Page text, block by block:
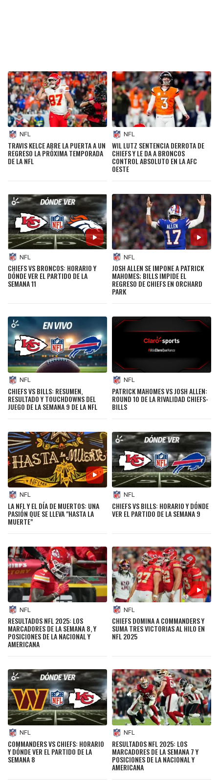
NFL
TRAVIS KELCE ABRE LA PUERTA A UN
REGRESO LA PRÓXIMA TEMPORADA
DE LA NFL
NFL
WIL LUTZ SENTENCIA DERROTA DE
CHIEFS Y LE DA A BRONCOS
CONTROL ABSOLUTO EN LA AFC
OESTE
NFL
CHIEFS VS BRONCOS: HORARIO Y
DÓNDE VER EL PARTIDO DE LA
SEMANA 11
NFL
JOSH ALLEN SE IMPONE A PATRICK
MAHOMES; BILLS IMPIDE EL
REGRESO DE CHIEFS EN ORCHARD
PARK
NFL
CHIEFS VS BILLS: RESUMEN,
RESULTADO Y TOUCHDOWNS DEL
JUEGO DE LA SEMANA 9 DE LA NFL
NFL
PATRICK MAHOMES VS JOSH ALLEN:
ROUND 10 DE LA RIVALIDAD CHIEFS-
BILLS
NFL
LA NFL Y EL DÍA DE MUERTOS: UNA
PASIÓN QUE SE LLEVA "HASTA LA
MUERTE"
NFL
CHIEFS VS BILLS: HORARIO Y DÓNDE
VER EL PARTIDO DE LA SEMANA 9
NFL
RESULTADOS NFL 2025: LOS
MARCADORES DE LA SEMANA 8, Y
POSICIONES DE LA NACIONAL Y
AMERICANA
NFL
CHIEFS DOMINA A COMMANDERS Y
SUMA TRES VICTORIAS AL HILO EN
NFL 2025
NFL
COMMANDERS VS CHIEFS: HORARIO
Y DÓNDE VER EL PARTIDO DE LA
SEMANA 8
NFL
RESULTADOS NFL 2025: LOS
MARCADORES DE LA SEMANA 7 Y
POSICIONES DE LA NACIONAL Y
AMERICANA